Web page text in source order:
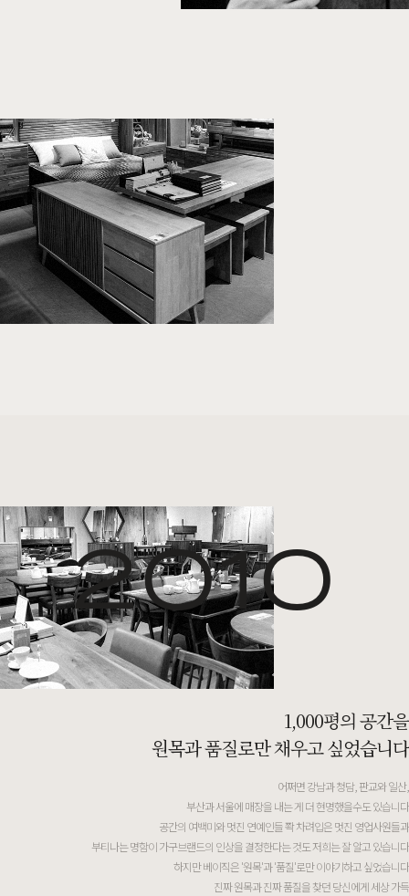
2010
1,000평의 공간을
원목과 품질로만 채우고 싶었습니다
어쩌면 강남과 청담, 판교와 일산,
부산과 서울에 매장을 내는 게 더 현명했을수도 있습니다
공간의 여백미와 멋진 연예인들 쫙 차려입은 멋진 영업사원들과
부티나는 명함이 가구브랜드의 인상을 결정한다는 것도 저희는 잘 알고 있습니다
하지만 베이직은 '원목'과 '품질'로만 이야기하고 싶었습니다
진짜 원목과 진짜 품질을 찾던 당신에게 세상 가득